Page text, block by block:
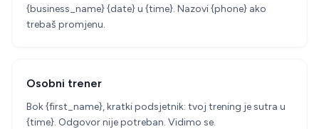
{business_name} {date} u {time}. Nazovi {phone} ako
trebaš promjenu.
Osobni trener
Bok {first_name}, kratki podsjetnik: tvoj trening je sutra u
{time}. Odgovor nije potreban. Vidimo se.